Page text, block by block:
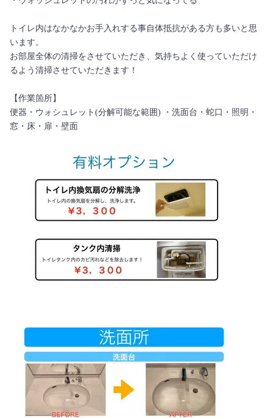
トイレ内はなかなかお手入れする事自体抵抗がある方も多いと思
います。
お部屋全体の清掃をさせていただき、気持ちよく使っていただけ
るよう清掃させていただきます！
【作業箇所】
便器・ウォシュレット(分解可能な範囲) ・洗面台・蛇口・照明・
窓・床・扉・壁面